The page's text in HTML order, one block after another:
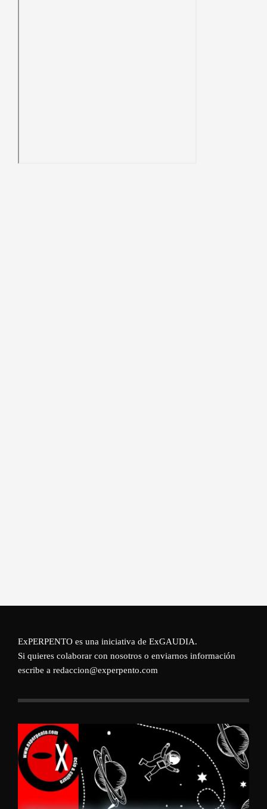
ExPERPENTO es una iniciativa de ExGAUDIA.
Si quieres colaborar con nosotros o enviarnos información
escribe a redaccion@experpento.com